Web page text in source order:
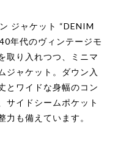
ジャケット “DENIM
年代のヴィンテージモ
取り入れつつ、ミニマ
ジャケット。ダウン入
とワイドな身幅のコン
サイドシームポケット
も備えています。